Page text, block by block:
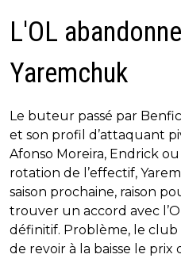
L'OL
Yaremchuk
Le buteur passé par
et son profil d’attaquant
Afonso Moreira, Endrick
rotation de l’effectif,
saison prochaine, raison
trouver un accord avec
définitif. Problème, le
de revoir à la baisse le prix